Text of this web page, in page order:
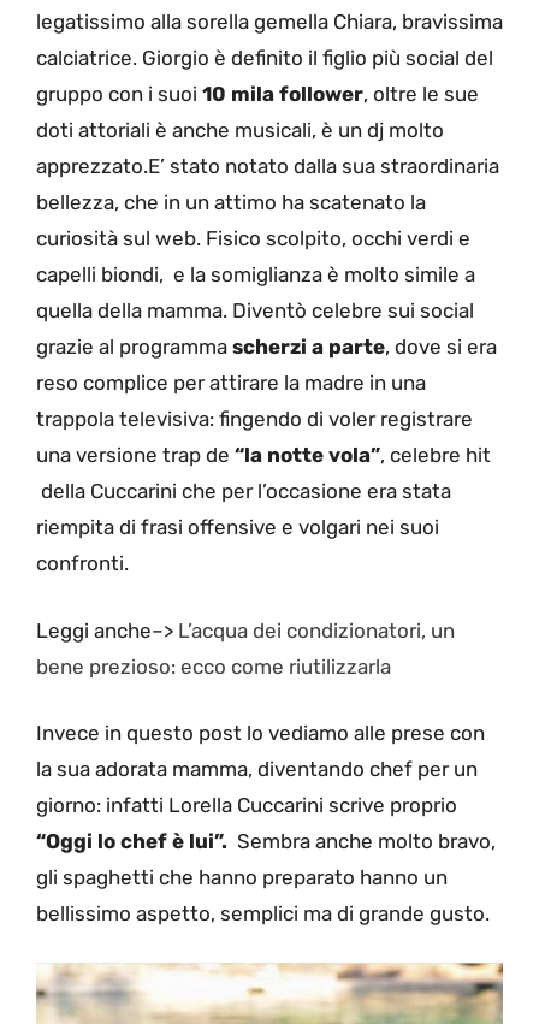
legatissimo alla sorella gemella Chiara, bravissima
calciatrice. Giorgio è definito il figlio più social del
gruppo con i suoi 10 mila follower, oltre le sue
doti attoriali è anche musicali, è un dj molto
apprezzato.E’ stato notato dalla sua straordinaria
bellezza, che in un attimo ha scatenato la
curiosità sul web. Fisico scolpito, occhi verdi e
capelli biondi, e la somiglianza è molto simile a
quella della mamma. Diventò celebre sui social
grazie al programma scherzi a parte, dove si era
reso complice per attirare la madre in una
trappola televisiva: fingendo di voler registrare
una versione trap de “la notte vola”, celebre hit
della Cuccarini che per l’occasione era stata
riempita di frasi offensive e volgari nei suoi
confronti.
Leggi anche–> L’acqua dei condizionatori, un
bene prezioso: ecco come riutilizzarla
Invece in questo post lo vediamo alle prese con
la sua adorata mamma, diventando chef per un
giorno: infatti Lorella Cuccarini scrive proprio
“Oggi lo chef è lui”. Sembra anche molto bravo,
gli spaghetti che hanno preparato hanno un
bellissimo aspetto, semplici ma di grande gusto.